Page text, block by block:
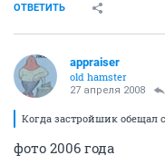
ОТВЕТИТЬ
appraiser
old hamster
27 апреля 2008
Когда застройшик обещал
фото 2006 года